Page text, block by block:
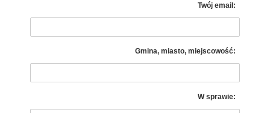
Twój email:
Gmina, miasto, miejscowość:
W sprawie: